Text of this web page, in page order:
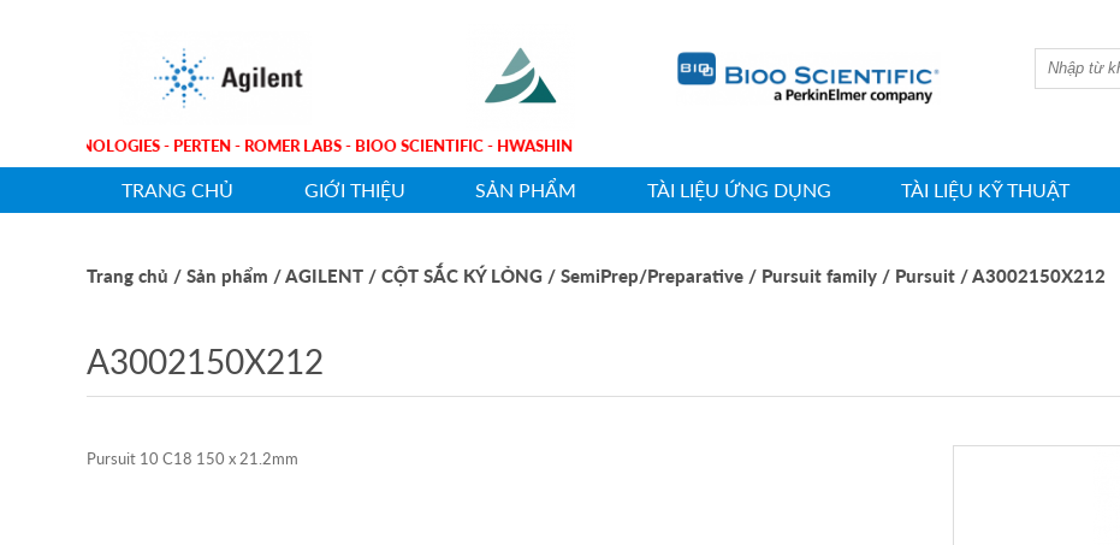
TECHNOLOGIES - PERTEN - ROMER LABS - BIOO SCIENTIFIC - HWASHIN
TRANG CHỦ GIỚI THIỆU SẢN PHẨM TÀI LIỆU ỨNG DỤNG TÀI LIỆU KỸ THUẬT
Trang chủ / Sản phẩm / AGILENT / CỘT SẮC KÝ LỎNG / SemiPrep/Preparative / Pursuit family / Pursuit / A3002150X212
A3002150X212
Pursuit 10 C18 150 x 21.2mm